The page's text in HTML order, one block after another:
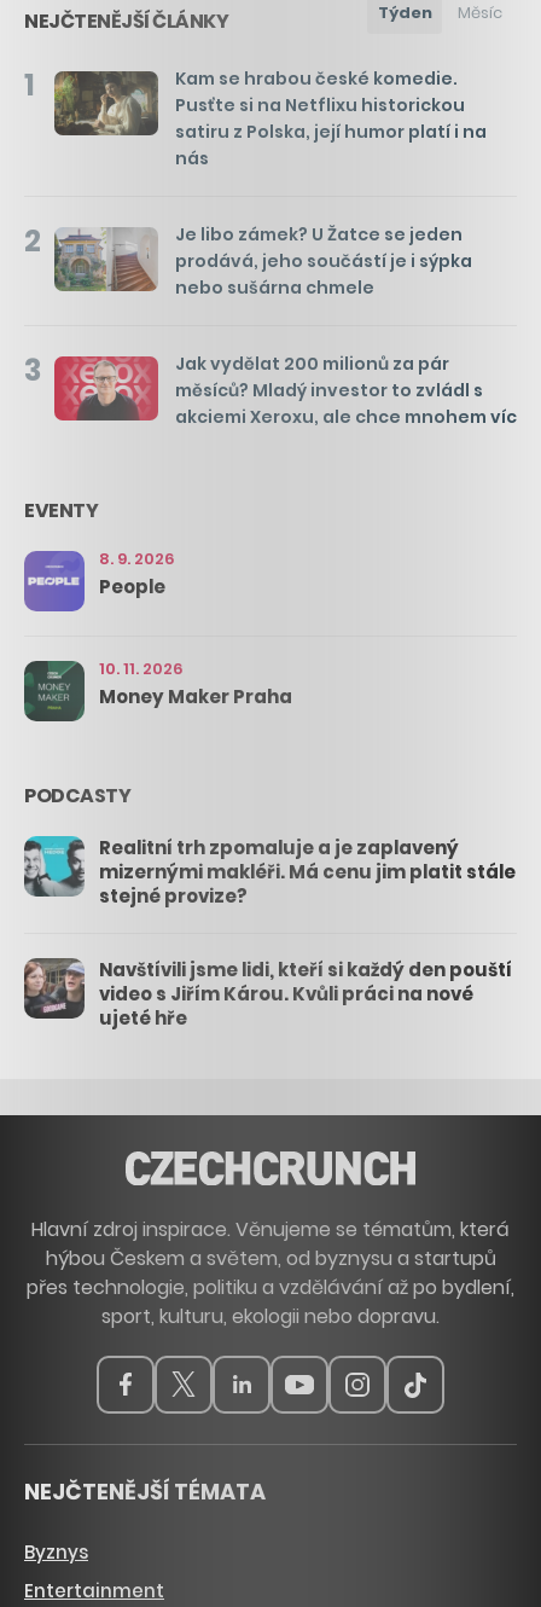
NEJČTENĚJŠÍ ČLÁNKY Týden Měsíc
1
Kam se hrabou české komedie.
Pusťte si na Netflixu historickou
satiru z Polska, její humor platí i na
nás
2
Je libo zámek? U Žatce se jeden
prodává, jeho součástí je i sýpka
nebo sušárna chmele
3
Jak vydělat 200 milionů za pár
měsíců? Mladý investor to zvládl s
akciemi Xeroxu, ale chce mnohem víc
EVENTY
8. 9. 2026
People
10. 11. 2026
Money Maker Praha
PODCASTY
Realitní trh zpomaluje a je zaplavený
mizernými makléři. Má cenu jim platit stále
stejné provize?
Navštívili jsme lidi, kteří si každý den pouští
video s Jiřím Károu. Kvůli práci na nové
ujeté hře
Hlavní zdroj inspirace. Věnujeme se tématům, která
hýbou Českem a světem, od byznysu a startupů
přes technologie, politiku a vzdělávání až po bydlení,
sport, kulturu, ekologii nebo dopravu.
NEJČTENĚJŠÍ TÉMATA
Byznys
Entertainment